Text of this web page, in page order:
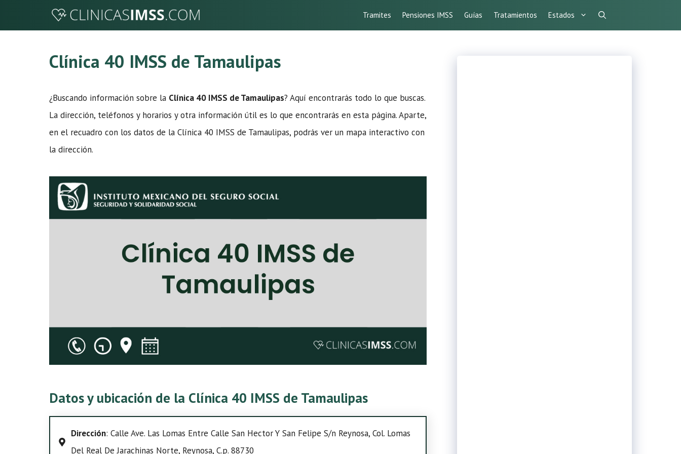
Tramites Pensiones IMSS Guías Tratamientos Estados
Clínica 40 IMSS de Tamaulipas
¿Buscando información sobre la Clínica 40 IMSS de Tamaulipas? Aquí encontrarás todo lo que buscas.
La dirección, teléfonos y horarios y otra información útil es lo que encontrarás en esta página. Aparte,
en el recuadro con los datos de la Clínica 40 IMSS de Tamaulipas, podrás ver un mapa interactivo con
la dirección.
Datos y ubicación de la Clínica 40 IMSS de Tamaulipas
Dirección: Calle Ave. Las Lomas Entre Calle San Hector Y San Felipe S/n Reynosa, Col. Lomas
Del Real De Jarachinas Norte, Reynosa, C.p. 88730